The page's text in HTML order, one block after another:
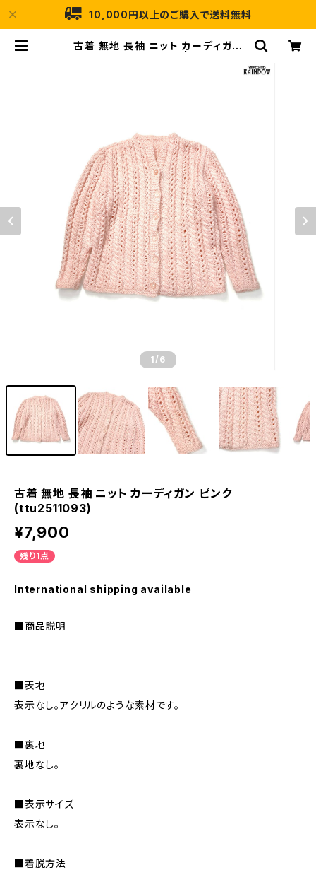
10,000円以上のご購入で送料無料
古着 無地 長袖 ニット カーディガン
1 /6
古着 無地 長袖 ニット カーディガン ピンク
(ttu2511093)
¥7,900
残り1点
International shipping available
■商品説明
■表地
表示なし。アクリルのような素材です。
■裏地
裏地なし。
■表示サイズ
表示なし。
■着脱方法